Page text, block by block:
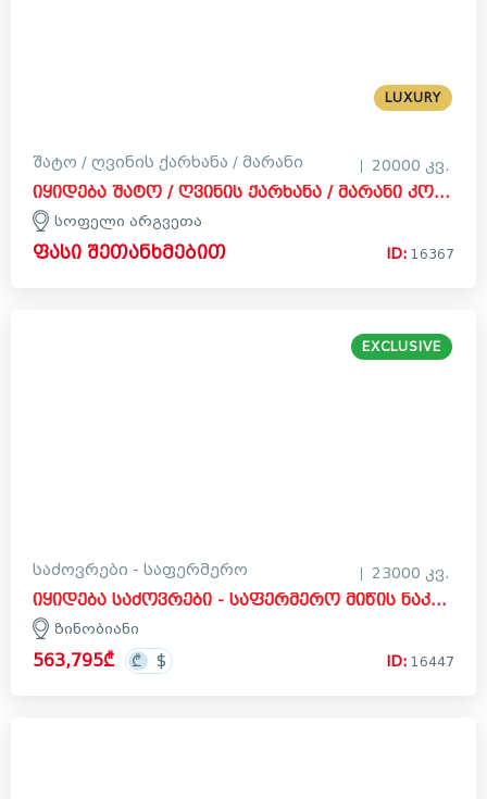
LUXURY
შატო / ღვინის ქარხანა / მარანი 20000 კვ.
იყიდება შატო / ღვინის ქარხანა / მარანი კომერციული ფართი სოფელ არგვეთაში, ზესტაფონი
სოფელი არგვეთა
ფასი შეთანხმებით ID: 16367
EXCLUSIVE
საძოვრები - საფერმერო 23000 კვ.
იყიდება საძოვრები - საფერმერო მიწის ნაკვეთი ზინობიანში, ყვარელი
ზინობიანი
563,795₾ ID: 16447